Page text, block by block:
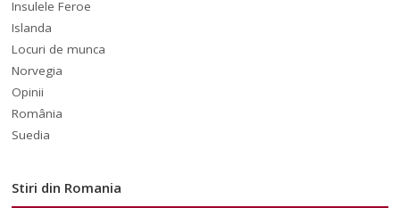
Insulele Feroe
Islanda
Locuri de munca
Norvegia
Opinii
România
Suedia
Stiri din Romania